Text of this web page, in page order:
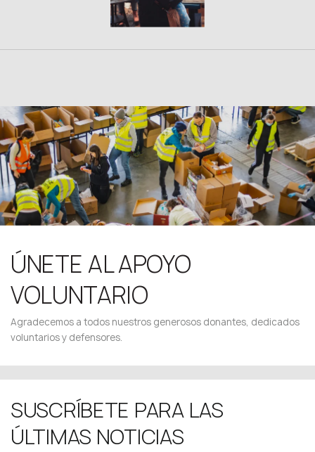
ÚNETE AL APOYO
VOLUNTARIO
Agradecemos a todos nuestros generosos donantes, dedicados
voluntarios y defensores.
SUSCRÍBETE PARA LAS
ÚLTIMAS NOTICIAS